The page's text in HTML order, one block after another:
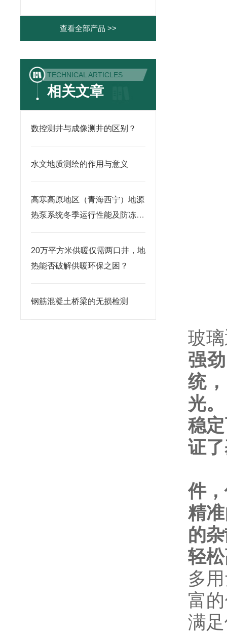
查看全部产品 >>
TECHNICAL ARTICLES
相关文章
数控测井与成像测井的区别？
水文地质测绘的作用与意义
高寒高原地区（青海西宁）地源
热泵系统冬季运行性能及防冻优
20万平方米供暖仅需两口井，地
热能否破解供暖环保之困？
钢筋混凝土桥梁的无损检测
玻
强
统
光。
稳
证
件
精
的
轻
多
富
满